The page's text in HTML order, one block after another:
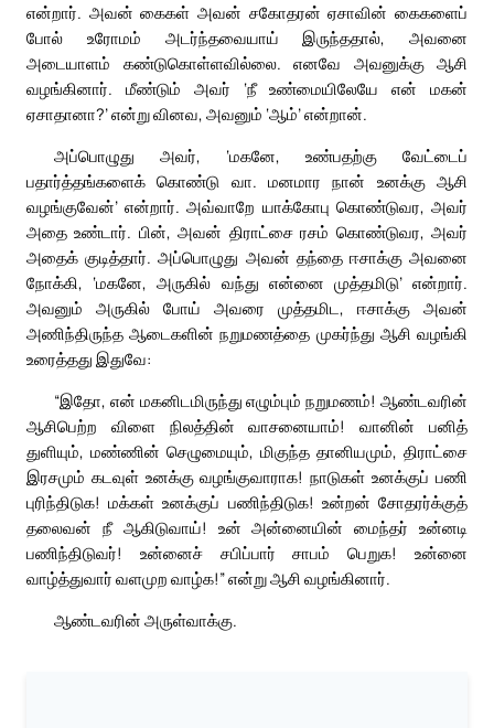
என்றார். அவன் கைகள் அவன் சகோதரன் ஏசாவின் கைகளைப்
போல் உரோமம் அடர்ந்தவையாய் இருந்ததால், அவனை
அடையாளம் கண்டுகொள்ளவில்லை. எனவே அவனுக்கு ஆசி
வழங்கினார். மீண்டும் அவர் ‘நீ உண்மையிலேயே என் மகன்
ஏசாதானா?’ என்று வினவ, அவனும் ‘ஆம்’ என்றான்.
அப்பொழுது அவர், ‘மகனே, உண்பதற்கு வேட்டைப்
பதார்த்தங்களைக் கொண்டு வா. மனமார நான் உனக்கு ஆசி
வழங்குவேன்’ என்றார். அவ்வாறே யாக்கோபு கொண்டுவர, அவர்
அதை உண்டார். பின், அவன் திராட்சை ரசம் கொண்டுவர, அவர்
அதைக் குடித்தார். அப்பொழுது அவன் தந்தை ஈசாக்கு அவனை
நோக்கி, ‘மகனே, அருகில் வந்து என்னை முத்தமிடு’ என்றார்.
அவனும் அருகில் போய் அவரை முத்தமிட, ஈசாக்கு அவன்
அணிந்திருந்த ஆடைகளின் நறுமணத்தை முகர்ந்து ஆசி வழங்கி
உரைத்தது இதுவே:
“இதோ, என் மகனிடமிருந்து எழும்பும் நறுமணம்! ஆண்டவரின்
ஆசிபெற்ற விளை நிலத்தின் வாசனையாம்! வானின் பனித்
துளியும், மண்ணின் செழுமையும், மிகுந்த தானியமும், திராட்சை
இரசமும் கடவுள் உனக்கு வழங்குவாராக! நாடுகள் உனக்குப் பணி
புரிந்திடுக! மக்கள் உனக்குப் பணிந்திடுக! உன்றன் சோதரர்க்குத்
தலைவன் நீ ஆகிடுவாய்! உன் அன்னையின் மைந்தர் உன்னடி
பணிந்திடுவர்! உன்னைச் சபிப்பார் சாபம் பெறுக! உன்னை
வாழ்த்துவார் வளமுற வாழ்க!” என்று ஆசி வழங்கினார்.
ஆண்டவரின் அருள்வாக்கு.